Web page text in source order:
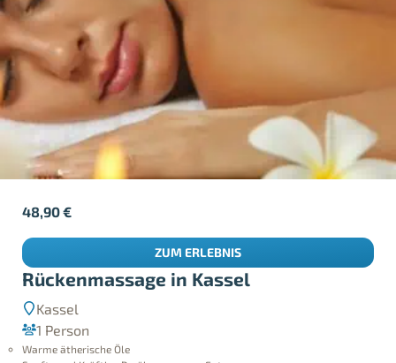
Rückenmassage in Kassel
Kassel
1 Person
Warme ätherische Öle
48,90€
ZUM ERLEBNIS